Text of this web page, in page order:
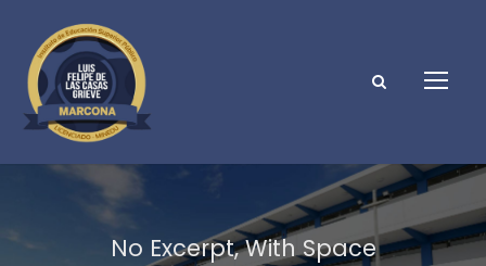
No Excerpt, With Space